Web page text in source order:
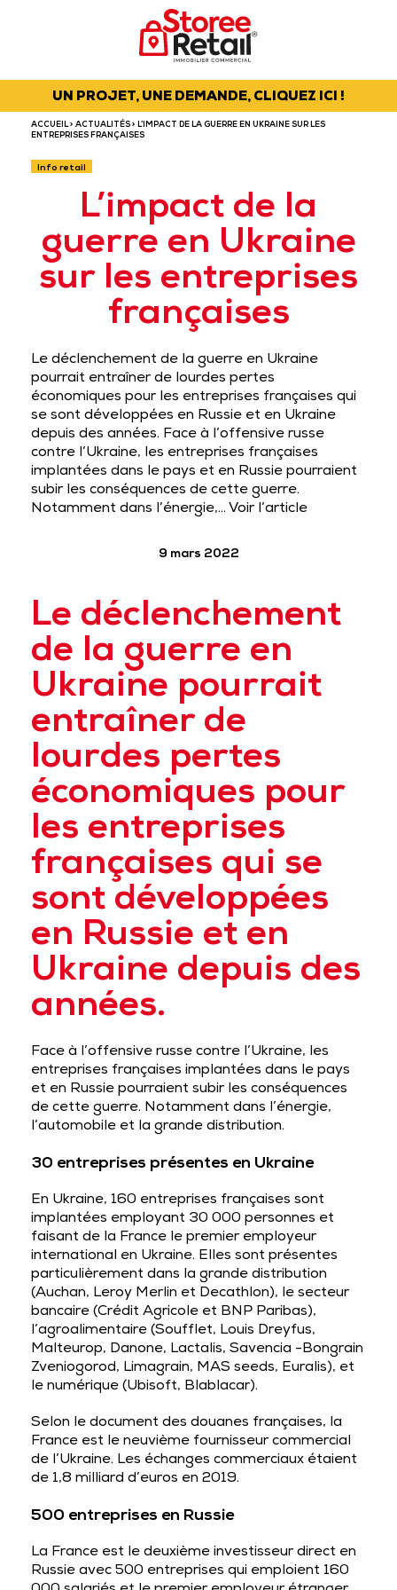
UN PROJET, UNE DEMANDE, CLIQUEZ ICI !
ACCUEIL> ACTUALITÉS > L’IMPACT DE LA GUERRE EN UKRAINE SUR LES
ENTREPRISES FRANÇAISES
Info retail
L’impact de la
guerre en Ukraine
sur les entreprises
françaises
Le déclenchement de la guerre en Ukraine
pourrait entraîner de lourdes pertes
économiques pour les entreprises françaises qui
se sont développées en Russie et en Ukraine
depuis des années. Face à l’offensive russe
contre l’Ukraine, les entreprises françaises
implantées dans le pays et en Russie pourraient
subir les conséquences de cette guerre.
Notamment dans l’énergie,… Voir l’article
9 mars 2022
Le déclenchement
de la guerre en
Ukraine pourrait
entraîner de
lourdes pertes
économiques pour
les entreprises
françaises qui se
sont développées
en Russie et en
Ukraine depuis des
années.
Face à l’offensive russe contre l’Ukraine, les
entreprises françaises implantées dans le pays
et en Russie pourraient subir les conséquences
de cette guerre. Notamment dans l’énergie,
l’automobile et la grande distribution.
30 entreprises présentes en Ukraine
En Ukraine, 160 entreprises françaises sont
implantées employant 30 000 personnes et
faisant de la France le premier employeur
international en Ukraine. Elles sont présentes
particulièrement dans la grande distribution
(Auchan, Leroy Merlin et Decathlon), le secteur
bancaire (Crédit Agricole et BNP Paribas),
l’agroalimentaire (Soufflet, Louis Dreyfus,
Malteurop, Danone, Lactalis, Savencia -Bongrain
Zveniogorod, Limagrain, MAS seeds, Euralis), et
le numérique (Ubisoft, Blablacar).
Selon le document des douanes françaises, la
France est le neuvième fournisseur commercial
de l’Ukraine. Les échanges commerciaux étaient
de 1,8 milliard d’euros en 2019.
500 entreprises en Russie
La France est le deuxième investisseur direct en
Russie avec 500 entreprises qui emploient 160